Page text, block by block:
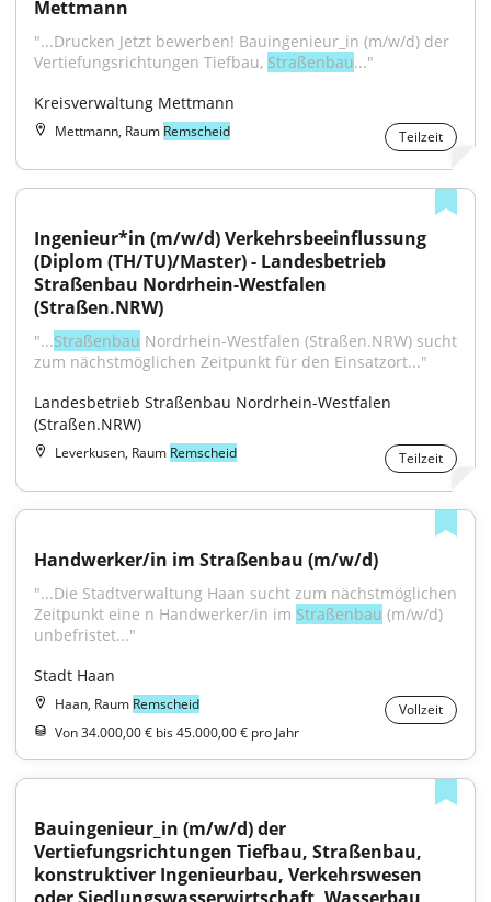
Mettmann
"...Drucken Jetzt bewerben! Bauingenieur_in (m/w/d) der
Vertiefungsrichtungen Tiefbau, Straßenbau..."
Kreisverwaltung Mettmann
Mettmann, Raum Remscheid Teilzeit
Ingenieur*in (m/w/d) Verkehrsbeeinflussung
(Diplom (TH/TU)/Master) - Landesbetrieb
Straßenbau Nordrhein-Westfalen
(Straßen.NRW)
"...Straßenbau Nordrhein-Westfalen (Straßen.NRW) sucht
zum nächstmöglichen Zeitpunkt für den Einsatzort..."
Landesbetrieb Straßenbau Nordrhein-Westfalen
(Straßen.NRW)
Leverkusen, Raum Remscheid Teilzeit
Handwerker/in im Straßenbau (m/w/d)
"...Die Stadtverwaltung Haan sucht zum nächstmöglichen
Zeitpunkt eine n Handwerker/in im Straßenbau (m/w/d)
unbefristet..."
Stadt Haan
Haan, Raum Remscheid
Vollzeit
Von 34.000,00 € bis 45.000,00 € pro Jahr
Bauingenieur_in (m/w/d) der
Vertiefungsrichtungen Tiefbau, Straßenbau,
konstruktiver Ingenieurbau, Verkehrswesen